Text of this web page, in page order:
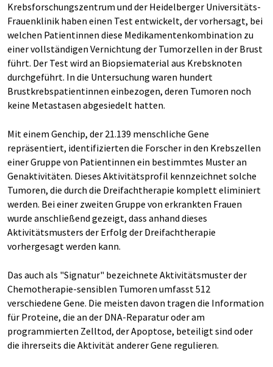
Krebsforschungszentrum und der Heidelberger Universitäts-
Frauenklinik haben einen Test entwickelt, der vorhersagt, bei
welchen Patientinnen diese Medikamentenkombination zu
einer vollständigen Vernichtung der Tumorzellen in der Brust
führt. Der Test wird an Biopsiematerial aus Krebsknoten
durchgeführt. In die Untersuchung waren hundert
Brustkrebspatientinnen einbezogen, deren Tumoren noch
keine Metastasen abgesiedelt hatten.
Mit einem Genchip, der 21.139 menschliche Gene
repräsentiert, identifizierten die Forscher in den Krebszellen
einer Gruppe von Patientinnen ein bestimmtes Muster an
Genaktivitäten. Dieses Aktivitätsprofil kennzeichnet solche
Tumoren, die durch die Dreifachtherapie komplett eliminiert
werden. Bei einer zweiten Gruppe von erkrankten Frauen
wurde anschließend gezeigt, dass anhand dieses
Aktivitätsmusters der Erfolg der Dreifachtherapie
vorhergesagt werden kann.
Das auch als "Signatur" bezeichnete Aktivitätsmuster der
Chemotherapie-sensiblen Tumoren umfasst 512
verschiedene Gene. Die meisten davon tragen die Information
für Proteine, die an der DNA-Reparatur oder am
programmierten Zelltod, der Apoptose, beteiligt sind oder
die ihrerseits die Aktivität anderer Gene regulieren.